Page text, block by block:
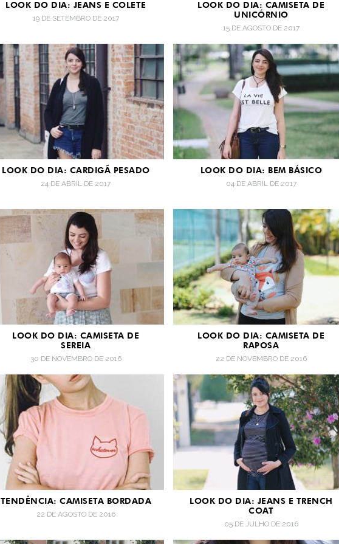
LOOK DO DIA: JEANS E COLETE
19 DE SETEMBRO DE 2017
LOOK DO DIA: CAMISETA DE
UNICÓRNIO
15 DE AGOSTO DE 2017
LOOK DO DIA: CARDIGÃ PESADO
24 DE ABRIL DE 2017
LOOK DO DIA: BEM BÁSICO
04 DE ABRIL DE 2017
LOOK DO DIA: CAMISETA DE
SEREIA
30 DE NOVEMBRO DE 2016
LOOK DO DIA: CAMISETA DE
RAPOSA
22 DE NOVEMBRO DE 2016
TENDÊNCIA: CAMISETA BORDADA
22 DE AGOSTO DE 2016
LOOK DO DIA: JEANS E TRENCH
COAT
05 DE JULHO DE 2016